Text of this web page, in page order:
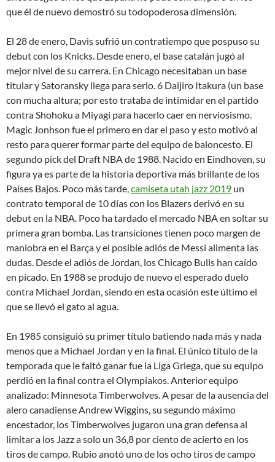
que él de nuevo demostró su todopoderosa dimensión.
El 28 de enero, Davis sufrió un contratiempo que pospuso su
debut con los Knicks. Desde enero, el base catalán jugó al
mejor nivel de su carrera. En Chicago necesitaban un base
titular y Satoransky llega para serlo. 6 Daijiro Itakura (un base
con mucha altura; por esto trataba de intimidar en el partido
contra Shohoku a Miyagi para hacerlo caer en nerviosismo.
Magic Jonhson fue el primero en dar el paso y esto motivó al
resto para querer formar parte del equipo de baloncesto. El
segundo pick del Draft NBA de 1988. Nacido en Eindhoven, su
figura ya es parte de la historia deportiva más brillante de los
Países Bajos. Poco más tarde,camiseta utah jazz 2019 un
contrato temporal de 10 días con los Blazers derivó en su
debut en la NBA. Poco ha tardado el mercado NBA en soltar su
primera gran bomba. Las transiciones tienen poco margen de
maniobra en el Barça y el posible adiós de Messi alimenta las
dudas. Desde el adiós de Jordan, los Chicago Bulls han caído
en picado. En 1988 se produjo de nuevo el esperado duelo
contra Michael Jordan, siendo en esta ocasión este último el
que se llevó el gato al agua.
En 1985 consiguió su primer título batiendo nada más y nada
menos que a Michael Jordan y en la final. El único título de la
temporada que le faltó ganar fue la Liga Griega, que su equipo
perdió en la final contra el Olympiakos. Anterior equipo
analizado: Minnesota Timberwolves. A pesar de la ausencia del
alero canadiense Andrew Wiggins, su segundo máximo
encestador, los Timberwolves jugaron una gran defensa al
limitar a los Jazz a solo un 36,8 por ciento de acierto en los
tiros de campo. Rubio anotó uno de los ocho tiros de campo